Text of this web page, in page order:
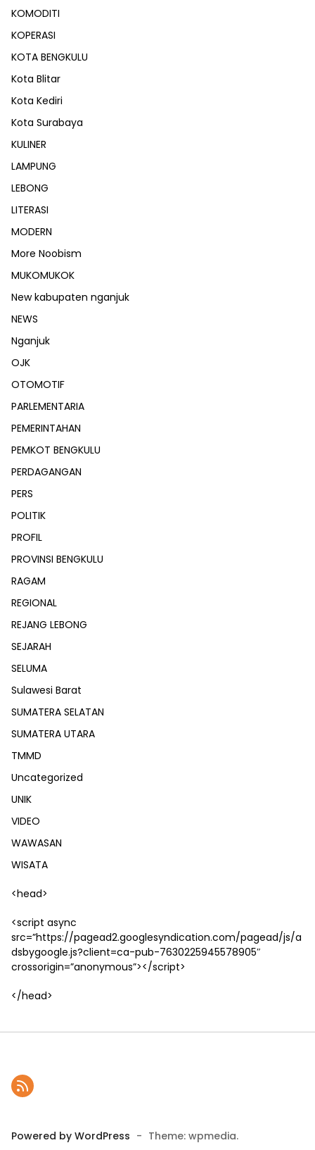
KOMODITI
KOPERASI
KOTA BENGKULU
Kota Blitar
Kota Kediri
Kota Surabaya
KULINER
LAMPUNG
LEBONG
LITERASI
MODERN
More Noobism
MUKOMUKOK
New kabupaten nganjuk
NEWS
Nganjuk
OJK
OTOMOTIF
PARLEMENTARIA
PEMERINTAHAN
PEMKOT BENGKULU
PERDAGANGAN
PERS
POLITIK
PROFIL
PROVINSI BENGKULU
RAGAM
REGIONAL
REJANG LEBONG
SEJARAH
SELUMA
Sulawesi Barat
SUMATERA SELATAN
SUMATERA UTARA
TMMD
Uncategorized
UNIK
VIDEO
WAWASAN
WISATA
<head>
<script async
src=”https://pagead2.googlesyndication.com/pagead/js/a
dsbygoogle.js?client=ca-pub-7630225945578905″
crossorigin=”anonymous”></script>
</head>
Powered by WordPress - Theme: wpmedia.